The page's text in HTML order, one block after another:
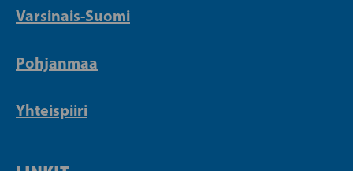
Varsinais-Suomi
Pohjanmaa
Yhteispiiri